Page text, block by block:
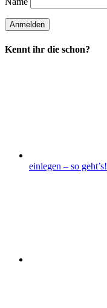
Kennt ihr die schon?
einlegen – so geht’s!